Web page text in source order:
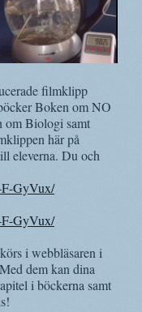
filmklipp
Boken om NO
om Biologi samt
här på
eleverna. Du och
F-GyVux/
F-GyVux/
i webbläsaren i
dem kan dina
i böckerna samt